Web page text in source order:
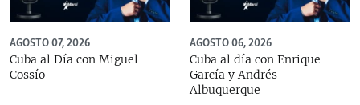
AGOSTO 07, 2026
Cuba al Día con Miguel
Cossío
AGOSTO 06, 2026
Cuba al día con Enrique
García y Andrés
Albuquerque